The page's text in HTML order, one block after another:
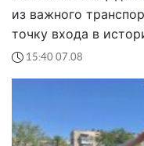
из важного
точку входа в
15:40 07.08